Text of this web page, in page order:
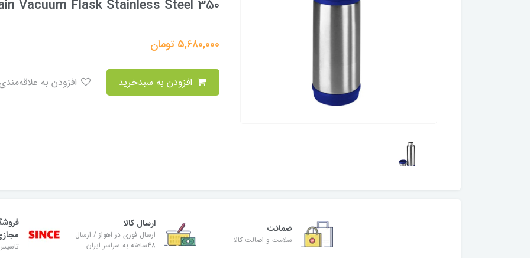
Vacuum Flask Stainless Steel 350
5,680,000 تومان
ضمانت
سلامت و اصالت کالا
ارسال کالا
ارسال فوری در اهواز / ارسال
48ساعته به سراسر ایران
تاسیس